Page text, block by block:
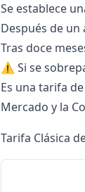
Se establece
Después de un
Tras doce
⚠️ Si se
Es una tarifa
Mercado y la
Tarifa Clásica